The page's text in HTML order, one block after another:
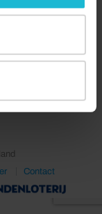
Contact